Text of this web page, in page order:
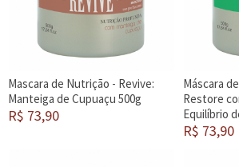
Mascara de Nutrição - Revive:
Manteiga de Cupuaçu 500g
R$ 73,90
Máscara
Restore
Equilíbrio
R$ 73,90